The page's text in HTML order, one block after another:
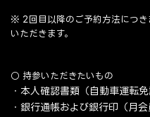
※ 2回目以降のご予約方法につき
いただきます。
○ 持参いただきたいもの
・本人確認書類（自動車運転
・銀行通帳および銀行印（月会